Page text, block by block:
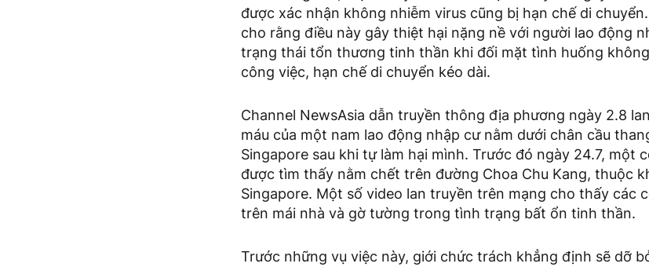
được xác nhận không nhiễm virus cũng bị hạn chế di
cho rằng điều này gây thiệt hại nặng nề với người lao động
trạng thái tổn thương tinh thần khi đối mặt tình huống
công việc, hạn chế di chuyển kéo dài.
Channel NewsAsia dẫn truyền thông địa phương ngày 2.8
máu của một nam lao động nhập cư nằm dưới chân cầu
Singapore sau khi tự làm hại mình. Trước đó ngày 24.7, một
được tìm thấy nằm chết trên đường Choa Chu Kang, thuộc
Singapore. Một số video lan truyền trên mạng cho thấy các
trên mái nhà và gờ tường trong tình trạng bất ổn tinh thần.
Trước những vụ việc này, giới chức trách khẳng định sẽ dỡ